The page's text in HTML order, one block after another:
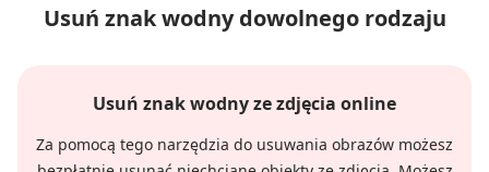
Usuń znak wodny dowolnego rodzaju
Usuń znak wodny ze zdjęcia online
Za pomocą tego narzędzia do usuwania obrazów możesz